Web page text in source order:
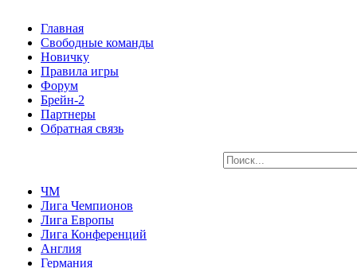
Главная
Свободные команды
Новичку
Правила игры
Форум
Брейн-2
Партнеры
Обратная связь
ЧМ
Лига Чемпионов
Лига Европы
Лига Конференций
Англия
Германия